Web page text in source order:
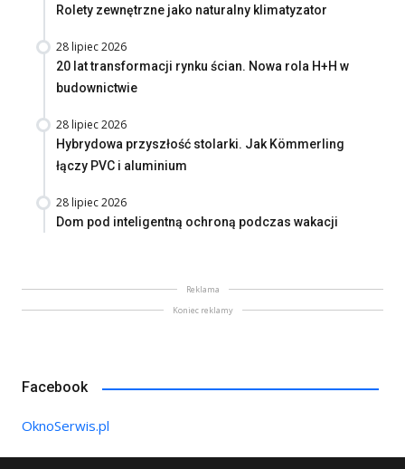
Rolety zewnętrzne jako naturalny klimatyzator
28 lipiec 2026
20 lat transformacji rynku ścian. Nowa rola H+H w
budownictwie
28 lipiec 2026
Hybrydowa przyszłość stolarki. Jak Kömmerling
łączy PVC i aluminium
28 lipiec 2026
Dom pod inteligentną ochroną podczas wakacji
Reklama
Koniec reklamy
Facebook
OknoSerwis.pl